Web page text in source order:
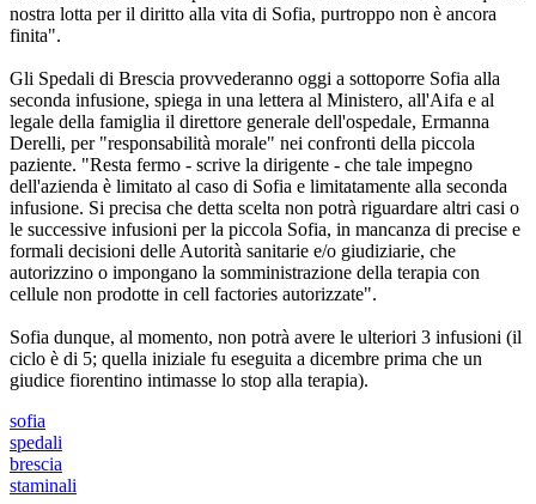
nostra lotta per il diritto alla vita di Sofia, purtroppo non è ancora
finita".
Gli Spedali di Brescia provvederanno oggi a sottoporre Sofia alla
seconda infusione, spiega in una lettera al Ministero, all'Aifa e al
legale della famiglia il direttore generale dell'ospedale, Ermanna
Derelli, per "responsabilità morale" nei confronti della piccola
paziente. "Resta fermo - scrive la dirigente - che tale impegno
dell'azienda è limitato al caso di Sofia e limitatamente alla seconda
infusione. Si precisa che detta scelta non potrà riguardare altri casi o
le successive infusioni per la piccola Sofia, in mancanza di precise e
formali decisioni delle Autorità sanitarie e/o giudiziarie, che
autorizzino o impongano la somministrazione della terapia con
cellule non prodotte in cell factories autorizzate".
Sofia dunque, al momento, non potrà avere le ulteriori 3 infusioni (il
ciclo è di 5; quella iniziale fu eseguita a dicembre prima che un
giudice fiorentino intimasse lo stop alla terapia).
sofia
spedali
brescia
staminali